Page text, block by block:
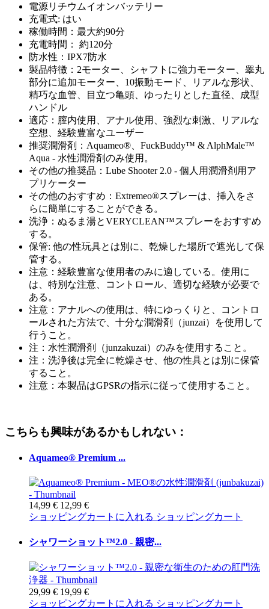
電源リチウムイオンバッテリー
充電式: はい
稼働時間：最大約90分
充電時間： 約120分
防水性：IPX7防水
製品特徴：2モーター、シャフトに強力モーター、睾丸
部分に追加モーター、10振動モード、リアルな形状、
精巧な血管、目立つ亀頭、ゆったりとした直径、成型
ハンドル
適応：膣内使用、アナル使用、強烈な刺激、リアルな
空想、経験豊富なユーザー
推奨潤滑剤：Aquameo®、FuckBuddy™ & AlphMale™
Aqua - 水性潤滑剤のみ使用。
その他の推奨品：Lube Shooter 2.0 - 個人用潤滑剤用ア
プリケーター
その他のおすすめ：Extremeo®スプレーは、挿入をさ
らに簡単にすることができる。
洗浄：ぬるま湯とVERYCLEAN™スプレーをおすすめ
する。
保管: 他の性玩具とは別に、乾燥した場所で遮光して保
管する。
注意：経験豊富な使用者のみに適している。使用に
は、特別な注意、コントロール、適切な経験が必要で
ある。
注意：アナルへの使用は、特にゆっくりと、コントロ
ールされた方法で、十分な潤滑剤（junzai）を使用して
行うこと。
注：水性潤滑剤（junzakuzai）のみを使用すること。
注：洗浄後は完全に乾燥させ、他の性具とは別に保管
すること。
注意：本製品はGPSRの指示に従って使用すること。
こちらも興味があるかもしれない：
Aquameo® Premium ...
14,99 € 12,99 €
ショッピングカートに入れる ショッピングカート
シャワーショット™2.0 - 親密...
29,99 € 19,99 €
ショッピングカートに入れる ショッピングカート